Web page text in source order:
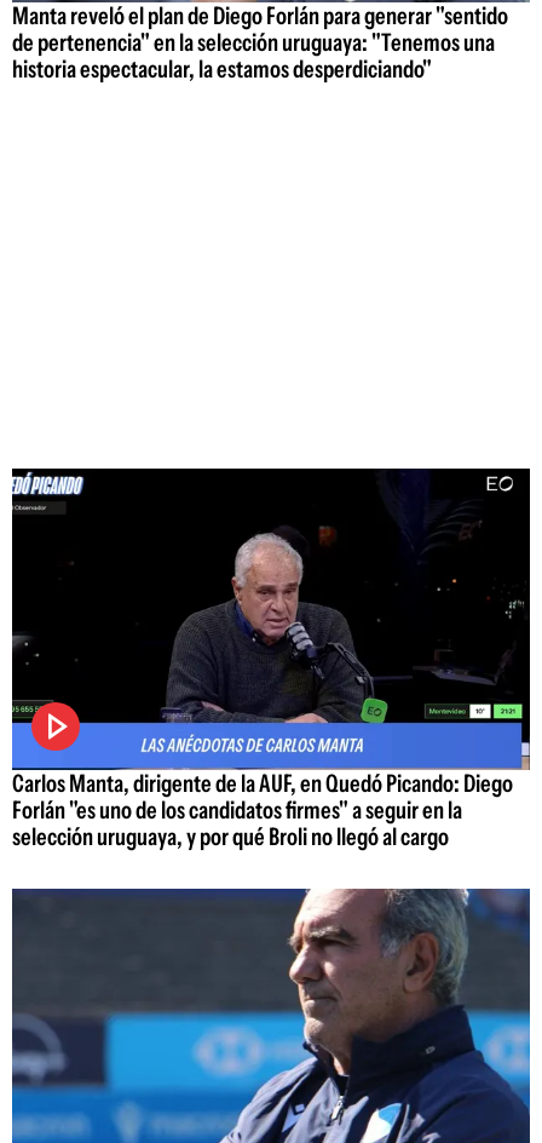
Manta reveló el plan de Diego Forlán para generar "sentido
de pertenencia" en la selección uruguaya: "Tenemos una
historia espectacular, la estamos desperdiciando"
Carlos Manta, dirigente de la AUF, en Quedó Picando: Diego
Forlán "es uno de los candidatos firmes" a seguir en la
selección uruguaya, y por qué Broli no llegó al cargo